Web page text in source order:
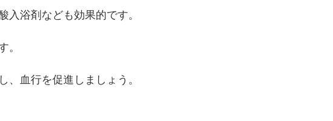
浴剤なども効果的です。
。
血行を促進しましょう。